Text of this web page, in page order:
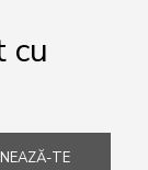
cu
TE